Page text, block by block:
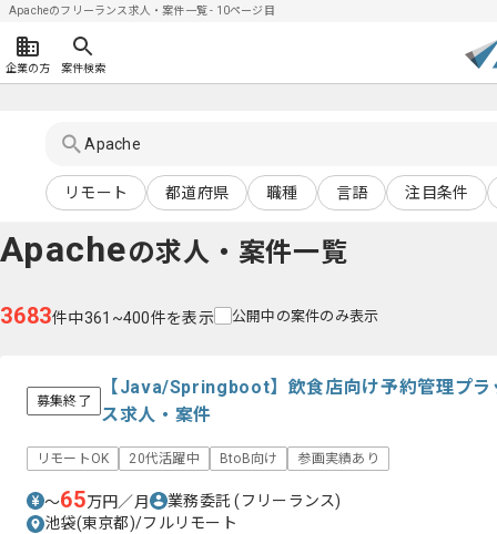
Apacheのフリーランス求人・案件一覧 - 10ページ目
企業の方 案件検索
リモート 都道府県 職種 言語 注目条件
Apacheの求人・案件一覧
3683件中361~400件を表示 公開中の案件のみ表示
募集終了
【Java/Springboot】飲食店向け予約管理プラ
ス求人・案件
リモートOK 20代活躍中 BtoB向け 参画実績あり
〜65万円／月 業務委託(フリーランス)
池袋(東京都)/フルリモート